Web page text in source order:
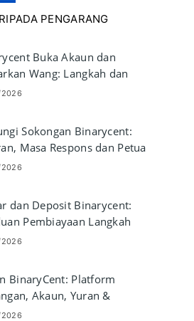
PENGARANG
Buka Akaun dan
Wang: Langkah dan
Sokongan Binarycent:
Masa Respons dan Petua
dan Deposit Binarycent:
Pembiayaan Langkah
BinaryCent: Platform
Akaun, Yuran &